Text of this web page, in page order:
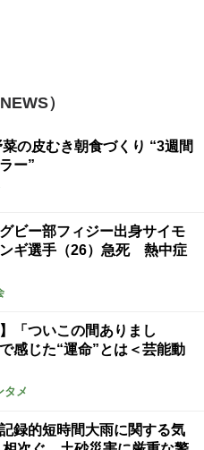
）
の皮むき朝食づくり “3週間
ー”
ビー部フィジー出身サイモ
ギ選手（26）急死 熱中症
「ついこの間ありまし
感じた“運命”とは＜芸能動
タメ
録的短時間大雨に関する気